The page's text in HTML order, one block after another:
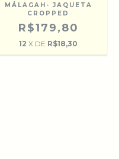
MÁLAGAH- JAQUETA
CROPPED
R$179,80
12 X DE R$18,30